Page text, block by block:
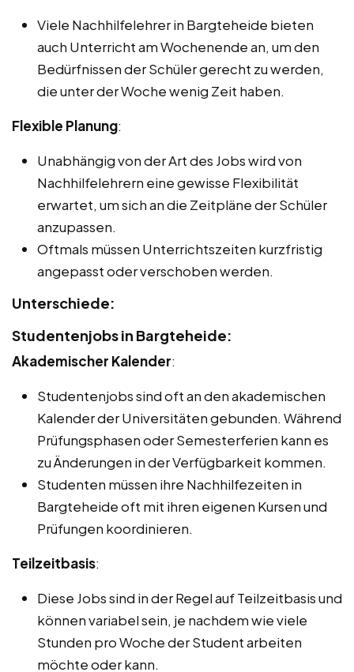
Viele Nachhilfelehrer in Bargteheide bieten
auch Unterricht am Wochenende an, um den
Bedürfnissen der Schüler gerecht zu werden,
die unter der Woche wenig Zeit haben.
Flexible Planung:
Unabhängig von der Art des Jobs wird von
Nachhilfelehrern eine gewisse Flexibilität
erwartet, um sich an die Zeitpläne der Schüler
anzupassen.
Oftmals müssen Unterrichtszeiten kurzfristig
angepasst oder verschoben werden.
Unterschiede:
Studentenjobs in Bargteheide:
Akademischer Kalender:
Studentenjobs sind oft an den akademischen
Kalender der Universitäten gebunden. Während
Prüfungsphasen oder Semesterferien kann es
zu Änderungen in der Verfügbarkeit kommen.
Studenten müssen ihre Nachhilfezeiten in
Bargteheide oft mit ihren eigenen Kursen und
Prüfungen koordinieren.
Teilzeitbasis:
Diese Jobs sind in der Regel auf Teilzeitbasis und
können variabel sein, je nachdem wie viele
Stunden pro Woche der Student arbeiten
möchte oder kann.